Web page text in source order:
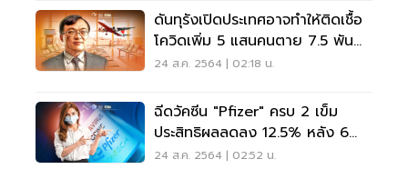
ดันทุรังเปิดประเทศอาจทำให้ติดเชื้อ
โควิดเพิ่ม 5 แสนคนตาย 7.5 พัน
คนในสิ้นปี
24 ส.ค. 2564 | 02:18 น.
ฉีดวัคซีน "Pfizer" ครบ 2 เข็ม
ประสิทธิผลลดลง 12.5% หลัง 6
เดือน
24 ส.ค. 2564 | 02:52 น.